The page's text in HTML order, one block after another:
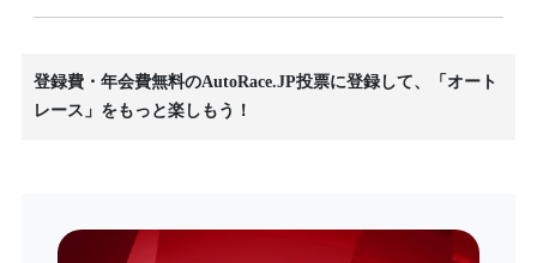
登録費・年会費無料のAutoRace.JP投票に登録して、「オート
レース」をもっと楽しもう！